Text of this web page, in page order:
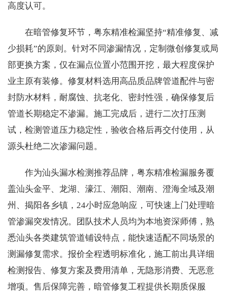
高度认可。
在暗管修复环节，粤东精准检漏坚持“精准修复、减
少损耗”的原则。针对不同渗漏情况，定制微创修复或局
部更换方案，仅在漏点位置小范围开挖，最大程度保护
业主原有装修。修复材料选用高品质品牌管道配件与密
封防水材料，耐腐蚀、抗老化、密封性强，确保修复后
管道长期稳定不渗漏。施工完成后，进行二次打压测
试，检测管道压力稳定性，验收合格后再交付使用，从
源头杜绝二次渗漏问题。
作为汕头漏水检测推荐品牌，粤东精准检漏服务覆
盖汕头金平、龙湖、濠江、潮阳、潮南、澄海全域及潮
州、揭阳各乡镇，24小时应急响应，可快速上门处理暗
管渗漏突发情况。团队技术人员均为本地资深师傅，熟
悉汕头各类建筑管道铺设特点，能快速适配不同场景的
测漏修复需求。报价全程透明标准化，施工前出具详细
检测报告、修复方案及费用清单，无隐形消费、无恶意
增项。售后保障完善，暗管修复工程提供长期质保服